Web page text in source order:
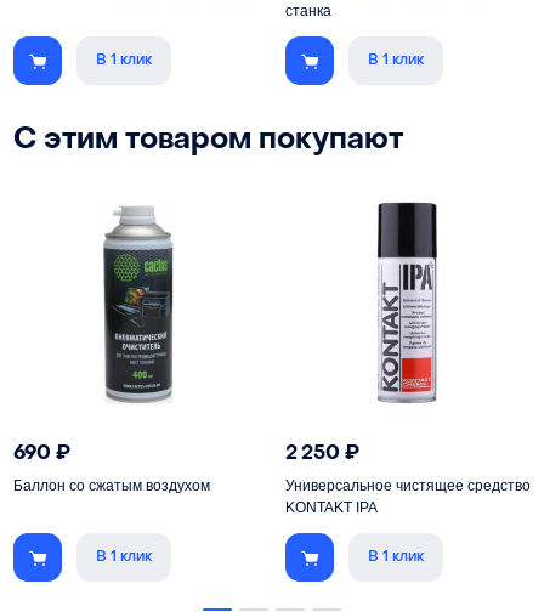
В 1 клик
станка
В 1 клик
С этим товаром покупают
690₽
Баллон со сжатым воздухом
В 1 клик
2 250₽
Универсальное чистящее средство
KONTAKT IPA
В 1 клик